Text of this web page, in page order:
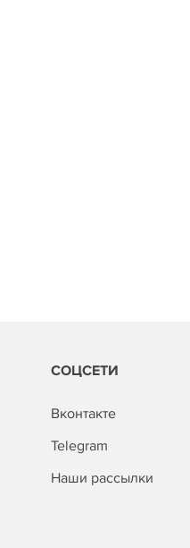
СОЦСЕТИ
Вконтакте
Telegram
Наши рассылки